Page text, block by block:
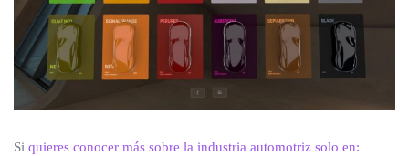
Si quieres conocer más sobre la industria automotriz solo en: